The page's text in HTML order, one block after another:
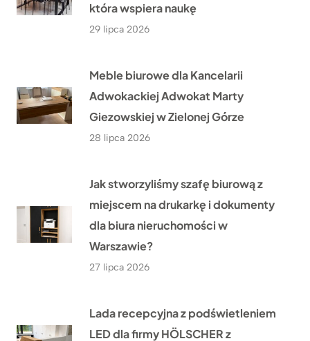
która wspiera naukę
29 lipca 2026
Meble biurowe dla Kancelarii
Adwokackiej Adwokat Marty
Giezowskiej w Zielonej Górze
28 lipca 2026
Jak stworzyliśmy szafę biurową z
miejscem na drukarkę i dokumenty
dla biura nieruchomości w
Warszawie?
27 lipca 2026
Lada recepcyjna z podświetleniem
LED dla firmy HÖLSCHER z